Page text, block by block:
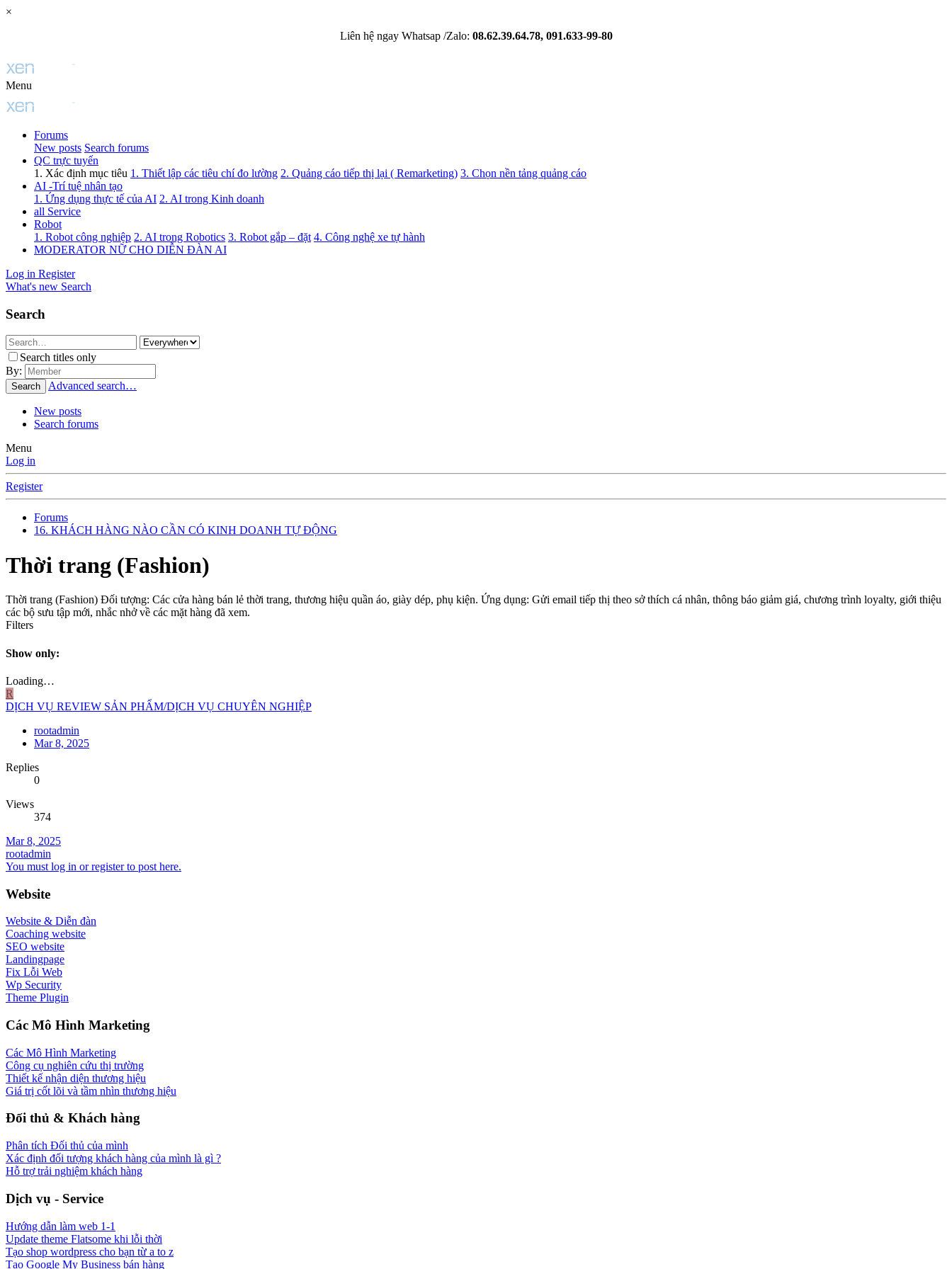
×
Liên hệ ngay Whatsap /Zalo: 08.62.39.64.78, 091.633-99-80
Menu
Forums
New posts Search forums
QC trực tuyến
1. Xác định mục tiêu 1. Thiết lập các tiêu chí đo lường 2. Quảng cáo tiếp thị lại ( Remarketing) 3. Chọn nền tảng quảng cáo
AI -Trí tuệ nhân tạo
1. Ứng dụng thực tế của AI 2. AI trong Kinh doanh
all Service
Robot
1. Robot công nghiệp 2. AI trong Robotics 3. Robot gắp – đặt 4. Công nghệ xe tự hành
MODERATOR NỮ CHO DIỄN ĐÀN AI
Log in Register
What's new Search
Search
Search titles only
By:
Search Advanced search…
New posts
Search forums
Menu
Log in
Register
Forums
16. KHÁCH HÀNG NÀO CẦN CÓ KINH DOANH TỰ ĐỘNG
Thời trang (Fashion)
Thời trang (Fashion) Đối tượng: Các cửa hàng bán lẻ thời trang, thương hiệu quần áo, giày dép, phụ kiện. Ứng dụng: Gửi email tiếp thị theo sở thích cá nhân, thông báo giảm giá, chương trình loyalty, giới thiệu
các bộ sưu tập mới, nhắc nhở về các mặt hàng đã xem.
Filters
Show only:
Loading…
R
DỊCH VỤ REVIEW SẢN PHẨM/DỊCH VỤ CHUYÊN NGHIỆP
rootadmin
Mar 8, 2025
Replies
0
Views
374
Mar 8, 2025
rootadmin
You must log in or register to post here.
Website
Website & Diễn đàn
Coaching website
SEO website
Landingpage
Fix Lỗi Web
Wp Security
Theme Plugin
Các Mô Hình Marketing
Các Mô Hình Marketing
Công cụ nghiên cứu thị trường
Thiết kế nhận diện thương hiệu
Giá trị cốt lõi và tầm nhìn thương hiệu
Đối thủ & Khách hàng
Phân tích Đối thủ của mình
Xác định đối tượng khách hàng của mình là gì ?
Hỗ trợ trải nghiệm khách hàng
Dịch vụ - Service
Hướng dẫn làm web 1-1
Update theme Flatsome khi lỗi thời
Tạo shop wordpress cho bạn từ a to z
Tạo Google My Business bán hàng